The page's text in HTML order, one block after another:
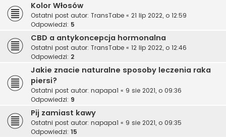
Kolor Włosów
Ostatni post autor: TransTabe « 21 lip 2022, o 12:59
Odpowiedzi: 5
CBD a antykoncepcja hormonalna
Ostatni post autor: TransTabe « 12 lip 2022, o 12:46
Odpowiedzi: 2
Jakie znacie naturalne sposoby leczenia raka
piersi?
Ostatni post autor: napapa1 « 9 sie 2021, o 09:36
Odpowiedzi: 9
Pij zamiast kawy
Ostatni post autor: napapa1 « 9 sie 2021, o 09:35
Odpowiedzi: 15